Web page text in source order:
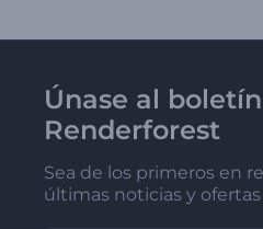
Únase al
Renderforest
Sea de los primeros en
últimas noticias y ofertas